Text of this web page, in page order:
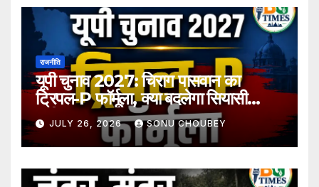
राजनीति
यूपी चुनाव 2027: चिराग पासवान का
ट्रिपल-P फॉर्मूला, क्या बदलेगा सियासी
समीकरण?
JULY 26, 2026 SONU CHOUBEY